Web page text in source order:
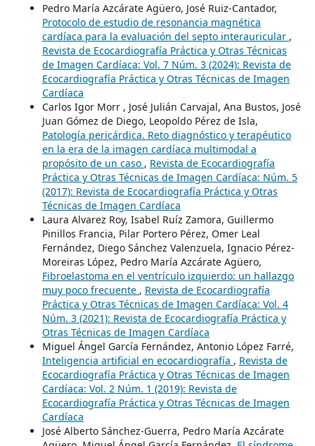
Pedro María Azcárate Agüero, José Ruiz-Cantador,
Protocolo de estudio de resonancia magnética
cardíaca para la evaluación del septo interauricular ,
Revista de Ecocardiografía Práctica y Otras Técnicas
de Imagen Cardíaca: Vol. 7 Núm. 3 (2024): Revista de
Ecocardiografía Práctica y Otras Técnicas de Imagen
Cardíaca
Carlos Igor Morr , José Julián Carvajal, Ana Bustos, José
Juan Gómez de Diego, Leopoldo Pérez de Isla,
Patología pericárdica. Reto diagnóstico y terapéutico
en la era de la imagen cardíaca multimodal a
propósito de un caso , Revista de Ecocardiografía
Práctica y Otras Técnicas de Imagen Cardíaca: Núm. 5
(2017): Revista de Ecocardiografía Práctica y Otras
Técnicas de Imagen Cardíaca
Laura Alvarez Roy, Isabel Ruíz Zamora, Guillermo
Pinillos Francia, Pilar Portero Pérez, Omer Leal
Fernández, Diego Sánchez Valenzuela, Ignacio Pérez-
Moreiras López, Pedro María Azcárate Agüero,
Fibroelastoma en el ventrículo izquierdo: un hallazgo
muy poco frecuente , Revista de Ecocardiografía
Práctica y Otras Técnicas de Imagen Cardíaca: Vol. 4
Núm. 3 (2021): Revista de Ecocardiografía Práctica y
Otras Técnicas de Imagen Cardíaca
Miguel Ángel García Fernández, Antonio López Farré,
Inteligencia artificial en ecocardiografía , Revista de
Ecocardiografía Práctica y Otras Técnicas de Imagen
Cardíaca: Vol. 2 Núm. 1 (2019): Revista de
Ecocardiografía Práctica y Otras Técnicas de Imagen
Cardíaca
José Alberto Sánchez-Guerra, Pedro María Azcárate